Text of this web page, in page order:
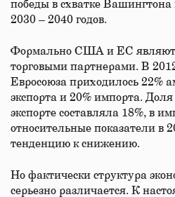
победы в схватке
2030 – 2040 годов.
Формально США и ЕС
торговыми партнерами. В
Евросоюза приходилось 22%
экспорта и 20% импорта.
экспорте составляла 18%, в
относительные показатели в
тенденцию к снижению.
Но фактически структура
серьезно различается. К